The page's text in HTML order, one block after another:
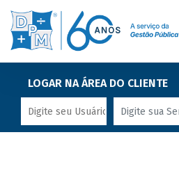
LOGAR NA ÁREA DO CLIENTE